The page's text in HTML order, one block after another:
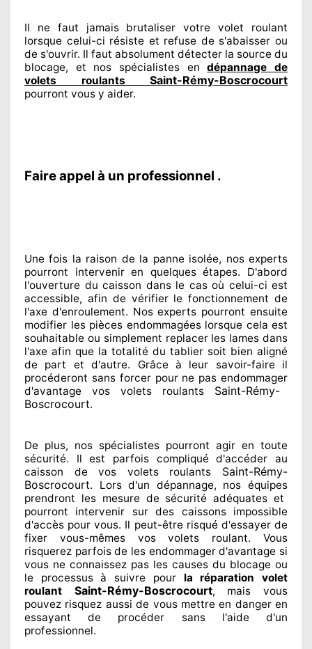
Il ne faut jamais brutaliser votre volet roulant
lorsque celui-ci résiste et refuse de s'abaisser ou
de s'ouvrir. Il faut absolument détecter la source du
blocage, et nos spécialistes endépannage de
volets roulants Saint-Rémy-Boscrocourt
pourront vous y aider.
Faire appel à un professionnel .
Une fois la raison de la panne isolée, nos experts
pourront interveniren quelques étapes. D'abord
l'ouverture du caisson dans le cas où celui-ci est
accessible, afin de vérifier le fonctionnement de
l'axe d'enroulement. Nos experts pourront ensuite
modifier les pièces endommagéeslorsque cela est
souhaitable ou simplement replacerles lames dans
l'axe afin que la totalité du tablier soit bien aligné
de part et d'autre. Grâce à leur savoir-faireil
procéderont sans forcer pourne pas endommager
d'avantage vos volets roulants Saint-Rémy-
Boscrocourt.
De plus, nos spécialistes pourront agir en toute
sécurité. Il est parfois compliquéd'accéder au
caisson de vos volets roulants Saint-Rémy-
Boscrocourt. Lors d'un dépannage, nos équipes
prendront les mesure de sécurité adéquates et
pourront intervenir sur des caissons impossible
d'accès pour vous. Il peut-être risquéd'essayer de
fixer vous-mêmes vos volets roulant. Vous
risquerez parfois de les endommagerd'avantage si
vous ne connaissez pas les causes du blocage ou
le processus à suivre pour la réparation volet
roulant Saint-Rémy-Boscrocourt, mais vous
pouvez risquez aussi de vous mettre en danger en
essayant de procéder sans l'aide d'un
professionnel.